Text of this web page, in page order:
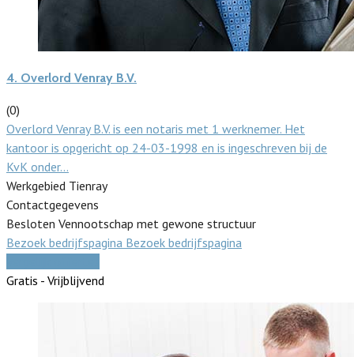
4. Overlord Venray B.V.
(0)
Overlord Venray B.V. is een notaris met 1 werknemer. Het
kantoor is opgericht op 24-03-1998 en is ingeschreven bij de
KvK onder…
Werkgebied Tienray
Contactgegevens
Besloten Vennootschap met gewone structuur
Bezoek bedrijfspagina Bezoek bedrijfspagina
Gratis - Vrijblijvend